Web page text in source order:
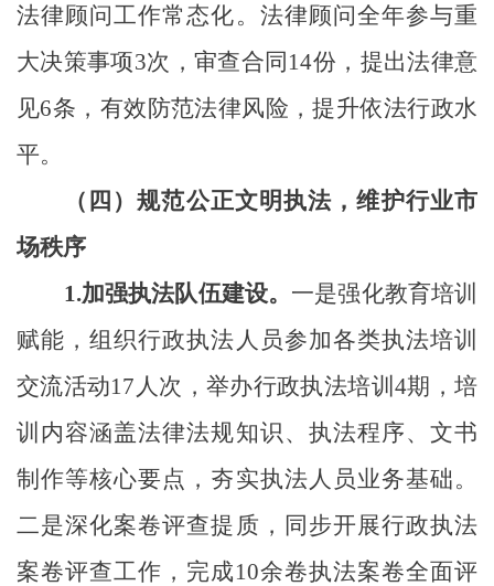
法律顾问工作常态化。法律顾问全年参与重
大决策事项3次，审查合同14份，提出法律意
见6条，有效防范法律风险，提升依法行政水
平。
（四）规范公正文明执法，维护行业市
场秩序
1.加强执法队伍建设。 一是强化教育培训
赋能，组织行政执法人员参加各类执法培训
交流活动17人次，举办行政执法培训4期，培
训内容涵盖法律法规知识、执法程序、文书
制作等核心要点，夯实执法人员业务基础。
二是深化案卷评查提质，同步开展行政执法
案卷评查工作，完成10余卷执法案卷全面评